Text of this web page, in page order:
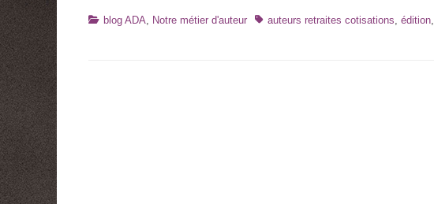
Catégories
blog ADA, Notre métier d'auteur Tagsauteurs retraites cotisations, édition,